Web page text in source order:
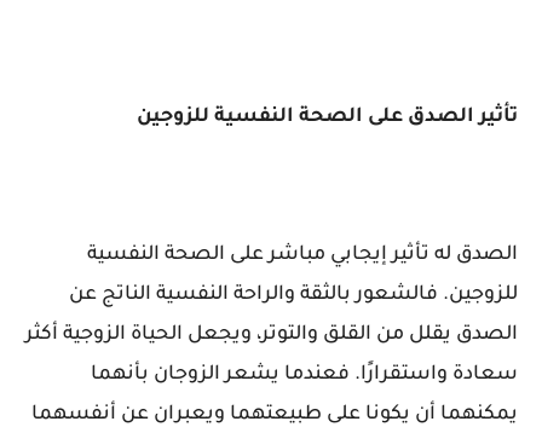
تأثير الصدق على الصحة النفسية للزوجين
الصدق له تأثير إيجابي مباشر على الصحة النفسية
للزوجين. فالشعور بالثقة والراحة النفسية الناتج عن
الصدق يقلل من القلق والتوتر، ويجعل الحياة الزوجية أكثر
سعادة واستقرارًا. فعندما يشعر الزوجان بأنهما
يمكنهما أن يكونا على طبيعتهما ويعبران عن أنفسهما